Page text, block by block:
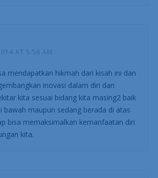
AT 5:56 AM
mendapatkan hikmah dari kisah ini dan
inovasi dalam diri dan
kita sesuai bidang kita masing2 baik
bawah maupun sedang berada di atas
bisa memaksimalkan kemanfaatan diri
kita.